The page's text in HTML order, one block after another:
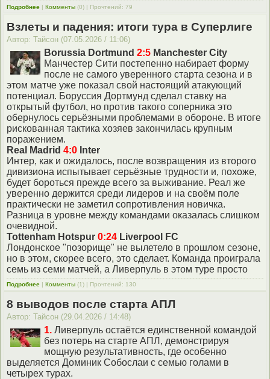
Подробнее | Комменты (0) | Прочтений: 79
Взлеты и падения: итоги тура в Суперлиге
Автор: Тайсон (07.05.2026 / 11:06)
Borussia Dortmund 2:5 Manchester City
Манчестер Сити постепенно набирает форму
после не самого уверенного старта сезона и в
этом матче уже показал свой настоящий атакующий
потенциал. Боруссия Дортмунд сделал ставку на
открытый футбол, но против такого соперника это
обернулось серьёзными проблемами в обороне. В итоге
рискованная тактика хозяев закончилась крупным
поражением.
Real Madrid 4:0 Inter
Интер, как и ожидалось, после возвращения из второго
дивизиона испытывает серьёзные трудности и, похоже,
будет бороться прежде всего за выживание. Реал же
уверенно держится среди лидеров и на своём поле
практически не заметил сопротивления новичка.
Разница в уровне между командами оказалась слишком
очевидной.
Tottenham Hotspur 0:24 Liverpool FC
Лондонское "позорище" не вылетело в прошлом сезоне,
но в этом, скорее всего, это сделает. Команда проиграла
семь из семи матчей, а Ливерпуль в этом туре просто
Подробнее | Комменты (1) | Прочтений: 130
8 выводов после старта АПЛ
Автор: Тайсон (29.04.2026 / 14:48)
1. Ливерпуль остаётся единственной командой
без потерь на старте АПЛ, демонстрируя
мощную результативность, где особенно
выделяется Доминик Собослаи с семью голами в
четырех турах.